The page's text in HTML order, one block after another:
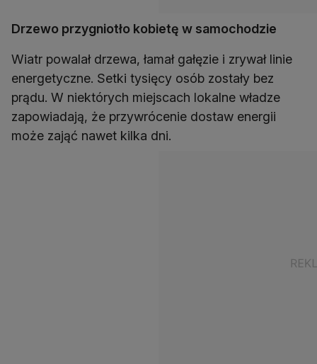
Drzewo przygniotło kobietę w samochodzie
Wiatr powalał drzewa, łamał gałęzie i zrywał linie
energetyczne. Setki tysięcy osób zostały bez
prądu. W niektórych miejscach lokalne władze
zapowiadają, że przywrócenie dostaw energii
może zająć nawet kilka dni.